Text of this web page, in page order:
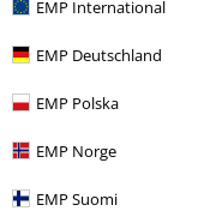
EMP International
EMP Deutschland
EMP Polska
EMP Norge
EMP Suomi